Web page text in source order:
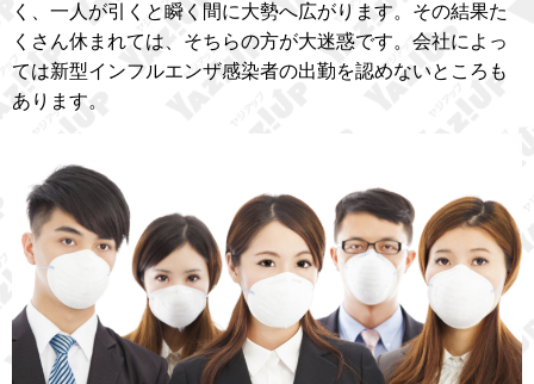
く、一人が引くと瞬く間に大勢へ広がります。その結果た
くさん休まれては、そちらの方が大迷惑です。会社によっ
ては新型インフルエンザ感染者の出勤を認めないところも
あります。